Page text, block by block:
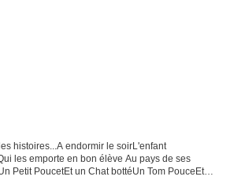
histoires...A endormir le soirL'enfant
les emporte en bon élève Au pays de ses
Petit PoucetEt un Chat bottéUn Tom PouceEt